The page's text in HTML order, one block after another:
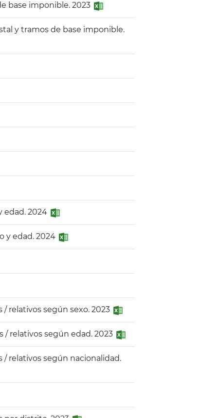
base imponible. 2023
y tramos de base imponible.
edad. 2024
y edad. 2024
relativos según sexo. 2023
relativos según edad. 2023
relativos según nacionalidad.